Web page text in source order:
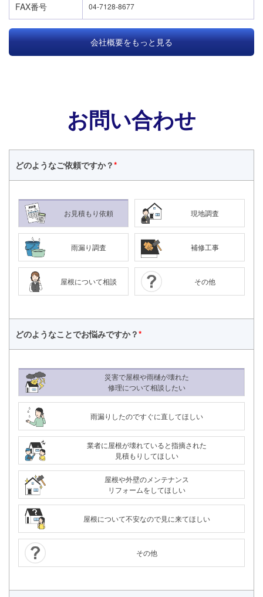
24時間365日対応
FAX番号 04-7128-8677
会社概要をもっと見る
お問い合わせ
どのようなご依頼ですか？*
お見積もり依頼 現地調査
雨漏り調査 補修工事
屋根について相談 その他
どのようなことでお悩みですか？*
災害で屋根や雨樋が壊れた
修理について相談したい
雨漏りしたのですぐに直してほしい
業者に屋根が壊れていると指摘された
見積もりしてほしい
屋根や外壁のメンテナンス
リフォームをしてほしい
屋根について不安なので見に来てほしい
その他